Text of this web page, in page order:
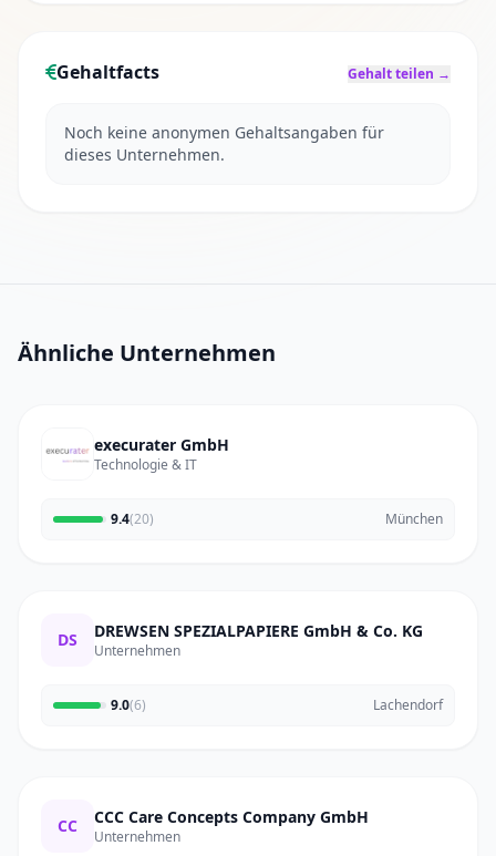
Gehaltfacts Gehalt teilen →
Noch keine anonymen Gehaltsangaben für
dieses Unternehmen.
Ähnliche Unternehmen
execurater GmbH
Technologie & IT
9.4(20) München
DS DREWSEN SPEZIALPAPIERE GmbH & Co. KG
Unternehmen
9.0(6) Lachendorf
CC CCC Care Concepts Company GmbH
Unternehmen